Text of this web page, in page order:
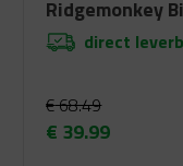
Ridgemonkey
direct
€68.49
€ 39.99